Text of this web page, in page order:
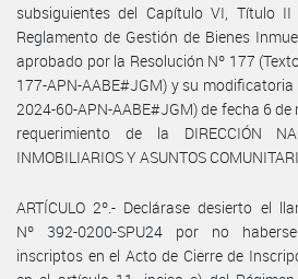
subsiguientes del Capítulo VI, Título
Reglamento de Gestión de Bienes
aprobado por la Resolución Nº 177
177-APN-AABE#JGM) y su modificatoria
2024-60-APN-AABE#JGM) de fecha 6
requerimiento de la DIRECCIÓN
INMOBILIARIOS Y ASUNTOS
ARTÍCULO 2º.- Declárase desierto el
Nº 392-0200-SPU24 por no
inscriptos en el Acto de Cierre de